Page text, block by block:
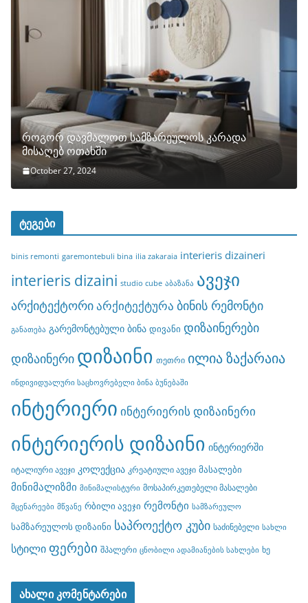
როგორ დავმალოთ სამზარეულოს კარადა
მისაღებ ოთახში
October 27, 2024
ტეგები
binis remonti garemontebuli bina ilia zakaraia interieris dizaineri
interieris dizaini studio cube აბაზანა ავეჯი
არქიტექტორიარქიტექტურა ბინის რემონტი
განათება გარემონტებული ბინა დივანი დიზაინერები
დიზაინერი დიზაინი თეთრი ილია ზაქარაია
ინდივიდუალური საცხოვრებელი ბინა ბუნებაში
ინტერიერი ინტერიერის დიზაინერი
ინტერიერის დიზაინი ინტერიერში
იტალიური ავეჯი კოლექცია კრეატიული ავეჯი მასალები
მინიმალიზმი მინიმალისტური მოსაპირკეთებელი მასალები
მცენარეები მწვანე რბილი ავეჯი რემონტი სამზარეულო
სამზარეულოს დიზაინი საპროექტო კუბი საძინებელი სახლი
სტილი ფერები შპალერი ცნობილი ადამიანების სახლები ხე
ახალი კომენტარები